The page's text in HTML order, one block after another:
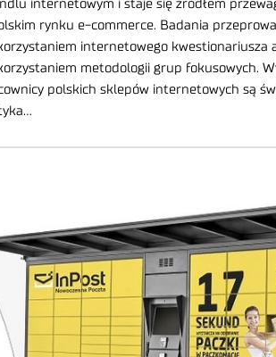
internetowym i staje się źródłem
rynku e-commerce. Badania
internetowego kwestionariusza
metodologii grup fokusowych.
polskich sklepów internetowych są